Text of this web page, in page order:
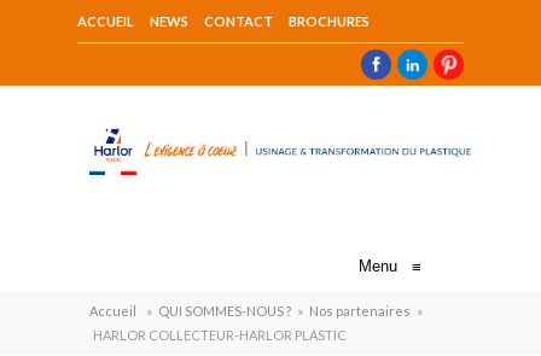
ACCUEIL NEWS CONTACT BROCHURES
Menu ≡
Accueil » QUI SOMMES-NOUS ? » Nos partenaires »
HARLOR COLLECTEUR-HARLOR PLASTIC